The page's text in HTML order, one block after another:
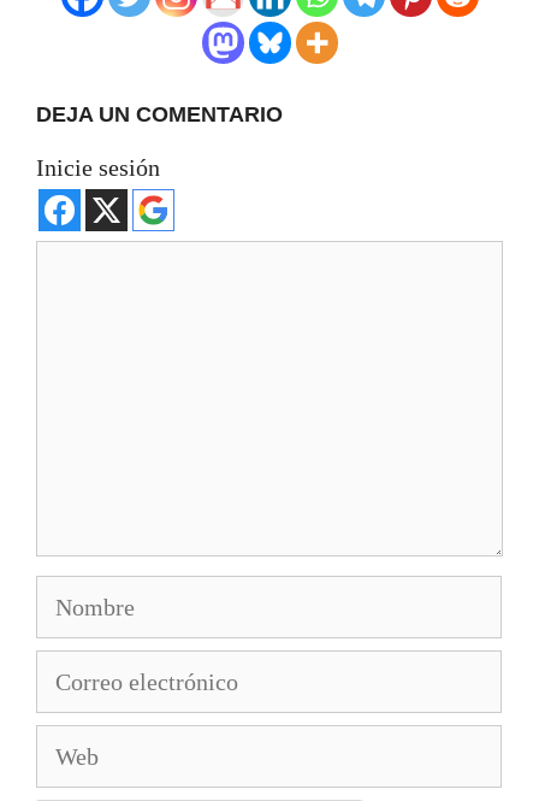
DEJA UN COMENTARIO
Inicie sesión
electrónico